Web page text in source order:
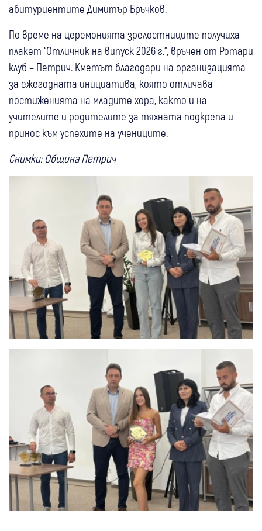
абитуриентите Димитър Бръчков.
По време на церемонията зрелостниците получиха
плакет “Отличник на випуск 2026 г.“, връчен от Ротари
клуб – Петрич. Кметът благодари на организацията
за ежегодната инициатива, която отличава
постиженията на младите хора, както и на
учителите и родителите за тяхната подкрепа и
принос към успехите на учениците.
Снимки: Община Петрич